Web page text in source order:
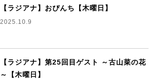
【ラジアナ】おぴんち【木曜日】
2025.10.9
【ラジアナ】第25回目ゲスト ～古山菜の花
～【木曜日】